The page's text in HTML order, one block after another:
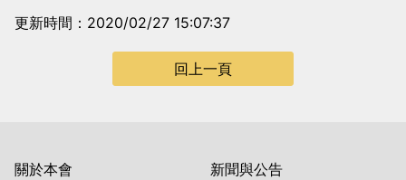
更新時間：2020/02/27 15:07:37
回上一頁
關於本會 新聞與公告